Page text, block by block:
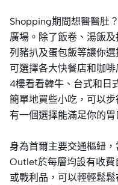
Shopping期間想醫醫肚
廣場。除了飯卷、湯飯
列豬扒及蛋包飯等讓你
可選擇各大快餐店和咖
4樓看看韓牛、台式和日
簡單地買些小吃，可以
有一個選擇能滿足你的胃
身為首爾主要交通樞紐
Outlet於每層均設有收費
或戰利品，可以輕輕鬆